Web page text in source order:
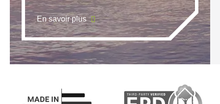
En savoir plus